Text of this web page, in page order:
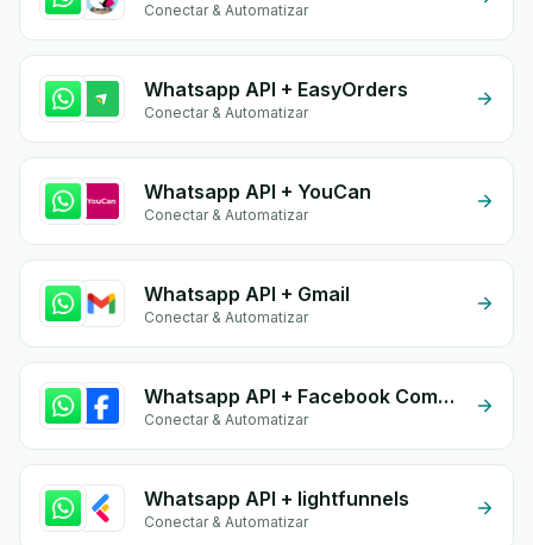
Conectar & Automatizar
Whatsapp API + EasyOrders
Conectar & Automatizar
Whatsapp API + YouCan
Conectar & Automatizar
Whatsapp API + Gmail
Conectar & Automatizar
Whatsapp API + Facebook Comments
Conectar & Automatizar
Whatsapp API + lightfunnels
Conectar & Automatizar